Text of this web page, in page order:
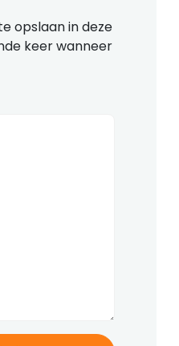
opslaan in deze
keer wanneer